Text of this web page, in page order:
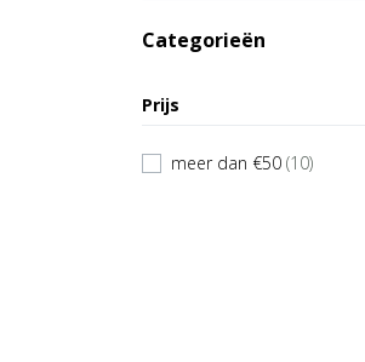
Categorieën
Prijs
meer dan €50 (10)